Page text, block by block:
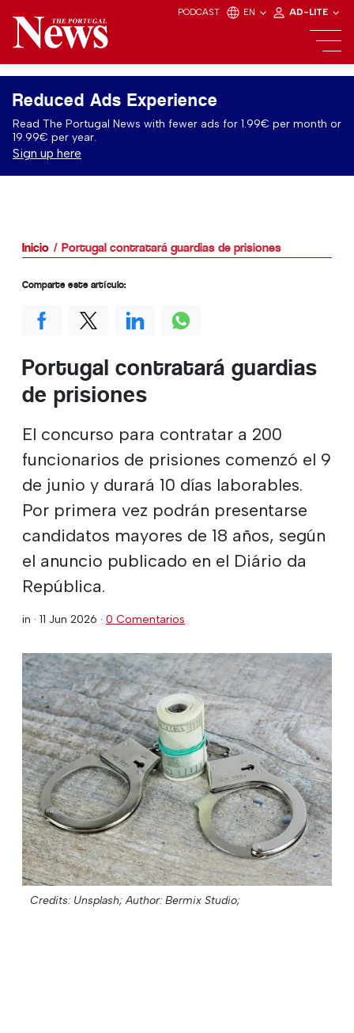
PODCAST EN AD-LITE
Reduced Ads Experience
Read The Portugal News with fewer ads for 1.99€ per month or
19.99€ per year.
Sign up here
Inicio Portugal contratará guardias de prisiones
Portugal contratará guardias
de prisiones
El concurso para contratar a 200
funcionarios de prisiones comenzó el 9
de junio y durará 10 días laborables.
Por primera vez podrán presentarse
candidatos mayores de 18 años, según
el anuncio publicado en el Diário da
República.
in · 11 Jun 2026 · 0 Comentarios
Credits: Unsplash; Author: Bermix Studio;
Comparte este artículo: